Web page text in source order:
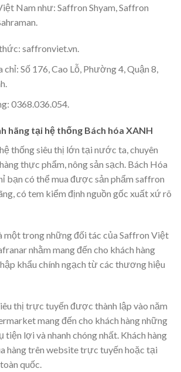
Nam như: Saffron Shyam, Saffron
saffronviet.vn.
Số 176, Cao Lỗ, Phường 4, Quận 8,
0368.036.054.
hãng tại hệ thống Bách hóa XANH
thống siêu thị lớn tại nước ta, chuyên
thực phẩm, nông sản sạch. Bách Hóa
bạn có thể mua được sản phẩm saffron
có tem kiểm định nguồn gốc xuất xứ rõ
một trong những đối tác của Saffron Việt
nhằm mang đến cho khách hàng
khẩu chính ngạch từ các thương hiệu
thị trực tuyến được thành lập vào năm
mang đến cho khách hàng những
tiện lợi và nhanh chóng nhất. Khách hàng
hàng trên website trực tuyến hoặc tại
quốc.